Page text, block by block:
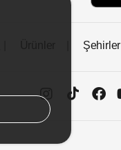
Şehirler